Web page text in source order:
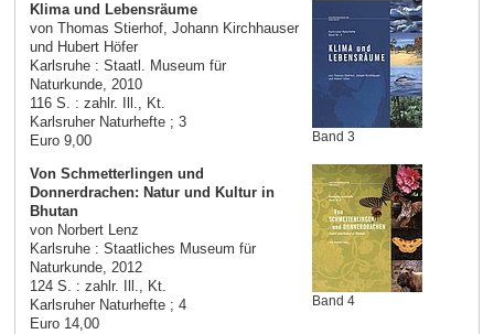
Band 3
Klima und Lebensräume
von Thomas Stierhof, Johann Kirchhauser
und Hubert Höfer
Karlsruhe : Staatl. Museum für
Naturkunde, 2010
116 S. : zahlr. Ill., Kt.
Karlsruher Naturhefte ; 3
Euro 9,00
Band 4
Von Schmetterlingen und
Donnerdrachen: Natur und Kultur in
Bhutan
von Norbert Lenz
Karlsruhe : Staatliches Museum für
Naturkunde, 2012
124 S. : zahlr. Ill., Kt.
Karlsruher Naturhefte ; 4
Euro 14,00